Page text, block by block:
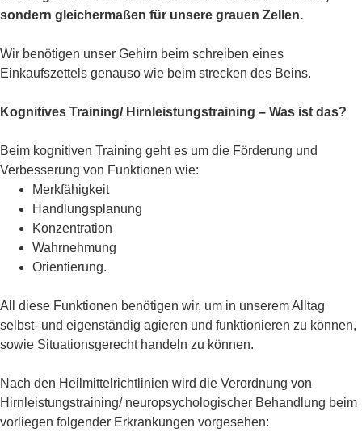
sondern gleichermaßen für unsere grauen Zellen.
Wir benötigen unser Gehirn beim schreiben eines
Einkaufszettels genauso wie beim strecken des Beins.
Kognitives Training/ Hirnleistungstraining – Was ist das?
Beim kognitiven Training geht es um die Förderung und
Verbesserung von Funktionen wie:
Merkfähigkeit
Handlungsplanung
Konzentration
Wahrnehmung
Orientierung.
All diese Funktionen benötigen wir, um in unserem Alltag
selbst- und eigenständig agieren und funktionieren zu können,
sowie Situationsgerecht handeln zu können.
Nach den Heilmittelrichtlinien wird die Verordnung von
Hirnleistungstraining/ neuropsychologischer Behandlung beim
vorliegen folgender Erkrankungen vorgesehen: